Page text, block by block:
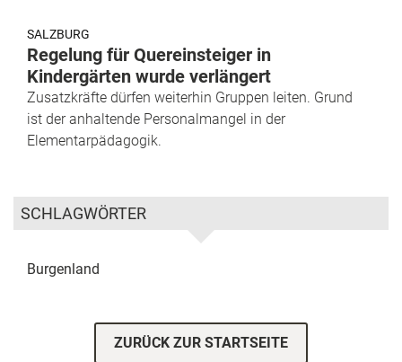
SALZBURG
Regelung für Quereinsteiger in
Kindergärten wurde verlängert
Zusatzkräfte dürfen weiterhin Gruppen leiten. Grund
ist der anhaltende Personalmangel in der
Elementarpädagogik.
SCHLAGWÖRTER
Burgenland
ZURÜCK ZUR STARTSEITE